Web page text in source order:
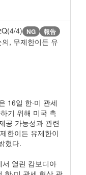
4) NG 報告
, 무제한이든 유
16일 한·미 관세
기 위해 미국 측
공 가능성과 관련
한이든 유제한이
혔다.
열린 캄보디아